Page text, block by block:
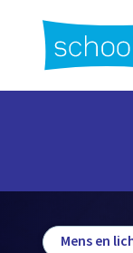
hoofdinhoud
Mens en